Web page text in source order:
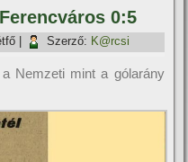
0:5
Szerző: K@rcsi
Nemzeti mint a gólarány